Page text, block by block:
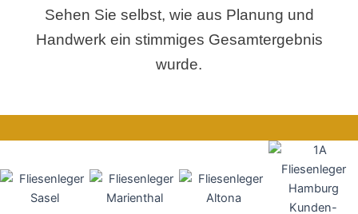
Sehen Sie selbst, wie aus Planung und
Handwerk ein stimmiges Gesamtergebnis
wurde.